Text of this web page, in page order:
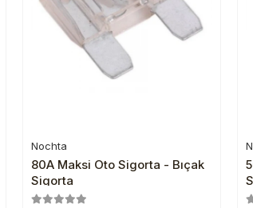
Sepete Ekle
Nochta
80A Maksi Oto Sigorta - Bıçak
Sigorta